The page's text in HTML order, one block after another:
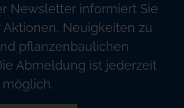
Newsletter informiert Sie
Neuigkeiten zu
pflanzenbaulichen
Abmeldung ist jederzeit
möglich.